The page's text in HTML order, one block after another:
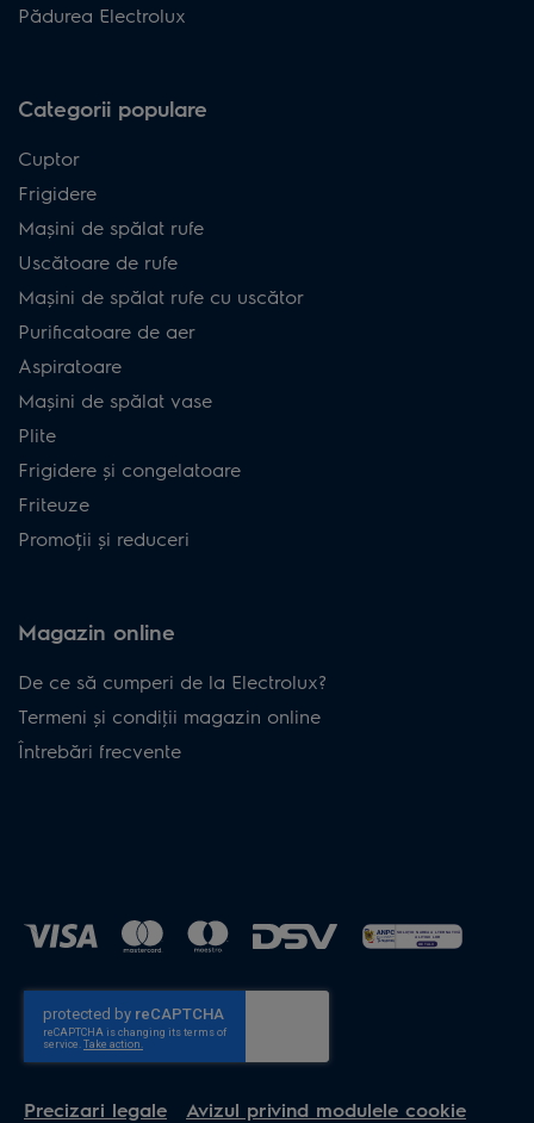
Pădurea Electrolux
Categorii populare
Cuptor
Frigidere
Mașini de spălat rufe
Uscătoare de rufe
Mașini de spălat rufe cu uscător
Purificatoare de aer
Aspiratoare
Mașini de spălat vase
Plite
Frigidere și congelatoare
Friteuze
Promoții și reduceri
Magazin online
De ce să cumperi de la Electrolux?
Termeni și condiţii magazin online
Întrebări frecvente
Precizari legale Avizul privind modulele cookie